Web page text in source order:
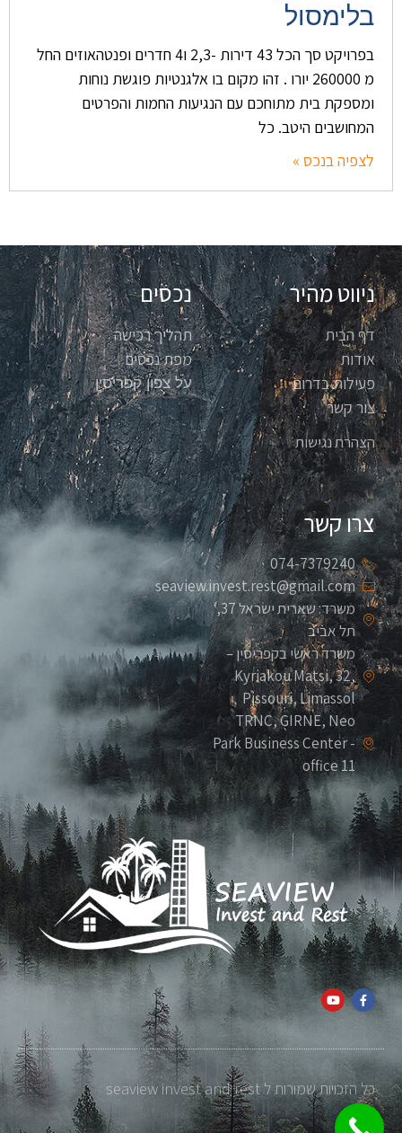
בלימסול
בפרויקט סך הכל 43 דירות -2,3 ו4 חדרים ופנטהאוזים החל
מ 260000 יורו . זהו מקום בו אלגנטיות פוגשת נוחות
ומספקת בית מתוחכם עם הנגיעות החמות והפרטים
המחושבים היטב. כל
לצפיה בנכס »
ניווט מהיר
דף הבית
אודות
פעילות בדרום
צור קשר
הצהרת נגישות
נכסים
תהליך רכישה
מפת נכסים
על צפון קפריסין
צרו קשר
074-7379240
seaview.invest.rest@gmail.com
משרד: שארית ישראל 37,
תל אביב
משרד ראשי בקפריסין –
Kyriakou Matsi, 32,
Pissouri, Limassol
TRNC, GIRNE, Neo
Park Business Center -
office 11
כל הזכויות שמורות ל seaview invest and rest